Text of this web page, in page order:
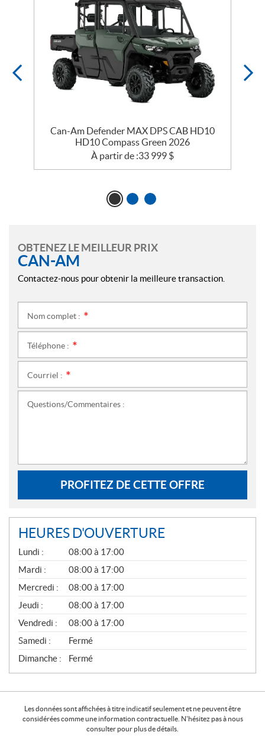
Can-Am Defender MAX DPS CAB HD10
HD10 Compass Green 2026
À partir de :33 999 $
OBTENEZ LE MEILLEUR PRIX
CAN-AM
Contactez-nous pour obtenir la meilleure transaction.
Nom complet :
Téléphone :
Courriel :
Questions/Commentaires :
PROFITEZ DE CETTE OFFRE
HEURES D'OUVERTURE
G
É
N
É
R
A
L
Lundi :
08:00 à 17:00
Mardi :
08:00 à 17:00
Mercredi :
08:00 à 17:00
Jeudi :
08:00 à 17:00
Vendredi :
08:00 à 17:00
Samedi :
Fermé
Dimanche :
Fermé
Les données sont affichées à titre indicatif seulement et ne peuvent être
considérées comme une information contractuelle. N'hésitez pas à nous
consulter pour plus de détails.